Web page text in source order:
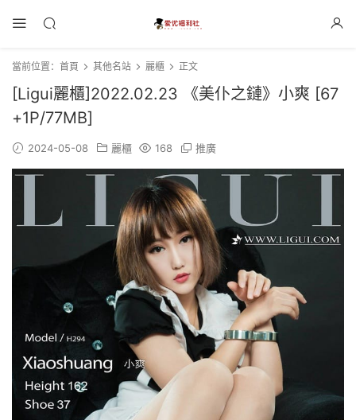
當前位置： 首頁 其他名站 麗櫃 正文
[Ligui麗櫃]2022.02.23 《美仆之鏈》小爽 [67
+1P/77MB]
2024-05-08 麗櫃 168 推廣